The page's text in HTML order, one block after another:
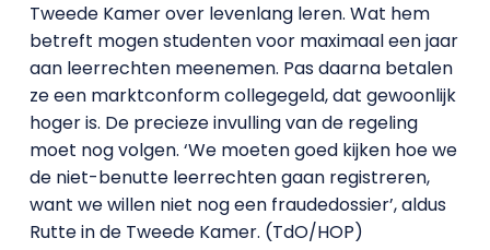
Tweede Kamer over levenlang leren. Wat hem
betreft mogen studenten voor maximaal een jaar
aan leerrechten meenemen. Pas daarna betalen
ze een marktconform collegegeld, dat gewoonlijk
hoger is. De precieze invulling van de regeling
moet nog volgen. ‘We moeten goed kijken hoe we
de niet-benutte leerrechten gaan registreren,
want we willen niet nog een fraudedossier’, aldus
Rutte in de Tweede Kamer. (TdO/HOP)